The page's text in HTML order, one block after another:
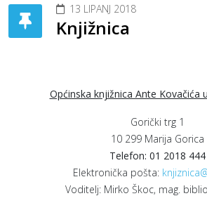
13 LIPANJ 2018
Knjižnica
Općinska knjižnica Ante Kovačića
Gorički trg 1
10 299 Marija Gorica
Telefon: 01 2018 444
Elektronička pošta:
Voditelj: Mirko Škoc, mag.